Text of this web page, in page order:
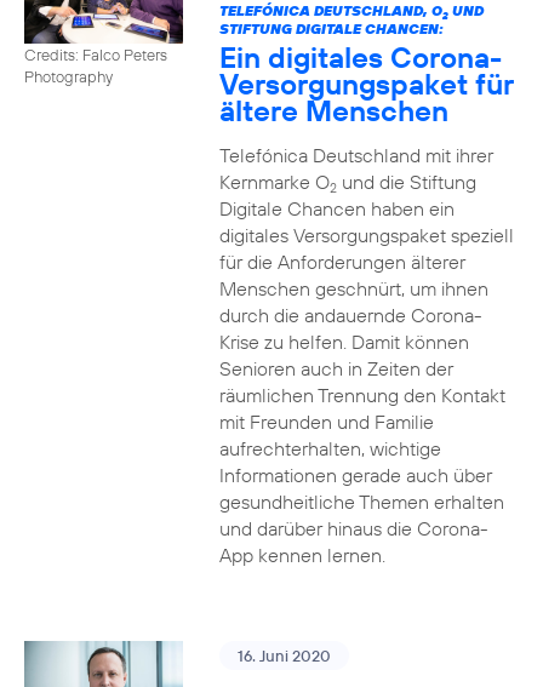
Credits: Falco Peters
Photography
TELEFÓNICA DEUTSCHLAND, O2UND
STIFTUNG DIGITALE CHANCEN:
Ein digitales Corona-
Versorgungspaket für
ältere Menschen
Telefónica Deutschland mit ihrer
Kernmarke O2und die Stiftung
Digitale Chancen haben ein
digitales Versorgungspaket speziell
für die Anforderungen älterer
Menschen geschnürt, um ihnen
durch die andauernde Corona-
Krise zu helfen. Damit können
Senioren auch in Zeiten der
räumlichen Trennung den Kontakt
mit Freunden und Familie
aufrechterhalten, wichtige
Informationen gerade auch über
gesundheitliche Themen erhalten
und darüber hinaus die Corona-
App kennen lernen.
16. Juni 2020